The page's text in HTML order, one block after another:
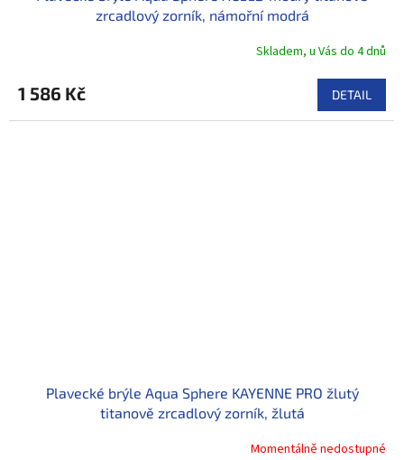
zrcadlový zorník, námořní modrá
Skladem, u Vás do 4 dnů
1 586 Kč DETAIL
Plavecké brýle Aqua Sphere KAYENNE PRO žlutý
titanově zrcadlový zorník, žlutá
Momentálně nedostupné